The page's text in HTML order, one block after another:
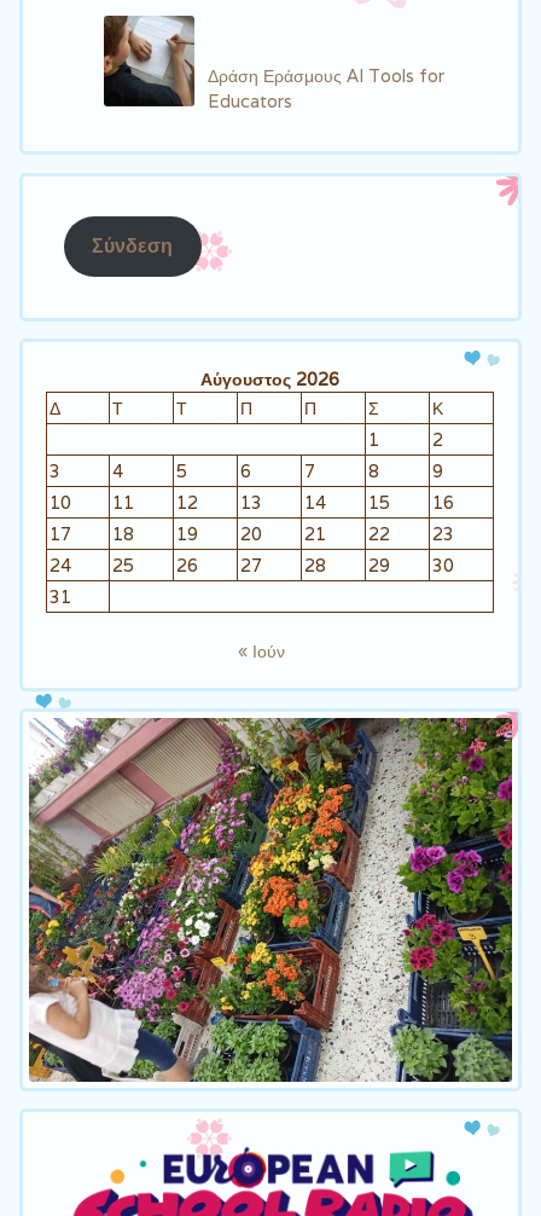
Δράση Εράσμους AI Tools for
Educators
Σύνδεση
Αύγουστος 2026
Δ
Τ Τ Π Π Σ
Κ
1
2
3
4 5 6 7 8
9
10
11 12 13 14 15
16
17
18 19 20 21 22
23
24
25 26 27 28 29
30
31
« Ιούν